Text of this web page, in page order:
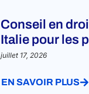
Conseil en
Italie pour les
juillet 17, 2026
EN SAVOIR PLUS